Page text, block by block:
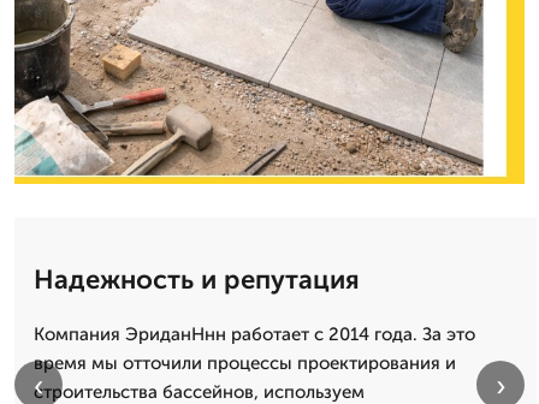
Надежность и репутация
Компания ЭриданНнн работает с 2014 года. За это
время мы отточили процессы проектирования и
строительства бассейнов, используем
‹ ›